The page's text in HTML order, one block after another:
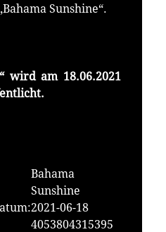
Sunshine“.
wird am 18.06.2021
Bahama
Sunshine
2021-06-18
4053804315395